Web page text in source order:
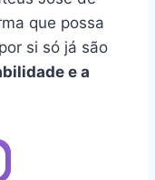
que possa
si só já são
e a